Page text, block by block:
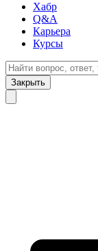
Хабр
Q&A
Карьера
Курсы
Закрыть